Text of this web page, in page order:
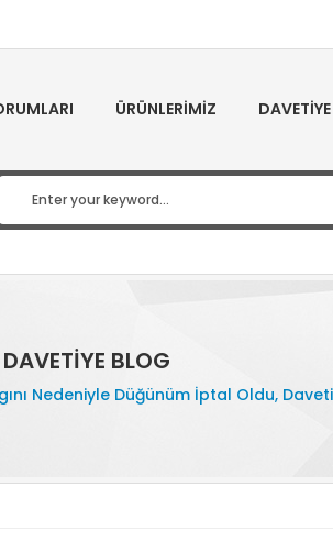
ÜRÜNLERIMIZ
DAVETIYE BLOG
Nedeniyle Düğünüm İptal Oldu,